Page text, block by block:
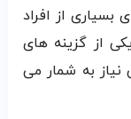
از افراد
تبدیل می شود. کولر آبی مدل BF7-CP یکی از گزینه های
نیاز به شمار می